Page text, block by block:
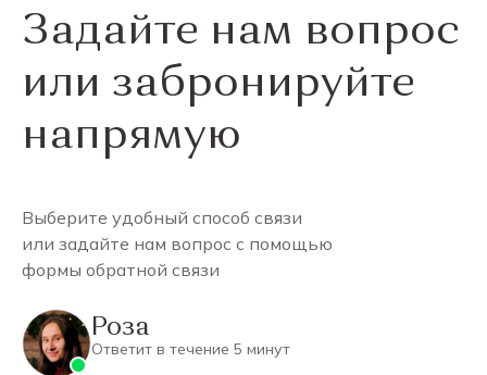
Задайте нам вопрос
или забронируйте
напрямую
Выберите удобный способ связи
или задайте нам вопрос с помощью
формы обратной связи
Роза
Ответит в течение 5 минут